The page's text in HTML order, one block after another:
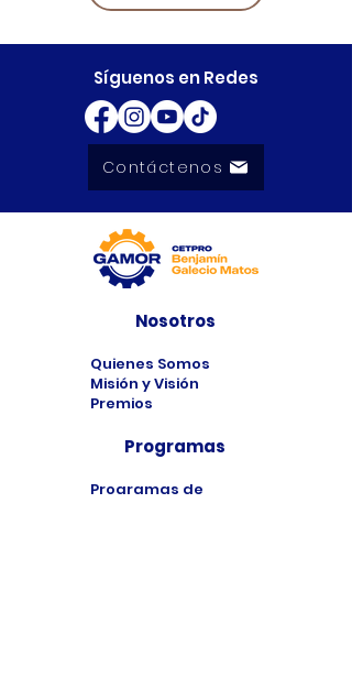
Síguenos en Redes
Contáctenos
Nosotros
Quienes Somos
Misión y Visión
Premios
Programas
Programas de